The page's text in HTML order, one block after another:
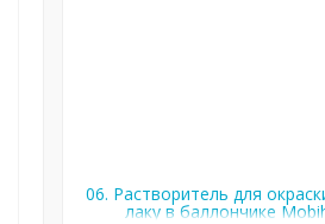
06. Растворитель для
лаку в баллончике